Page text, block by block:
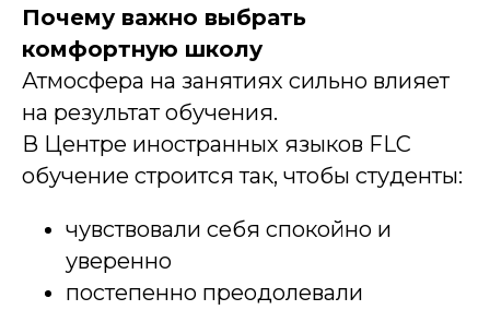
Почему важно выбрать
комфортную школу
Атмосфера на занятиях сильно влияет
на результат обучения.
В Центре иностранных языков FLC
обучение строится так, чтобы студенты:
чувствовали себя спокойно и
уверенно
постепенно преодолевали